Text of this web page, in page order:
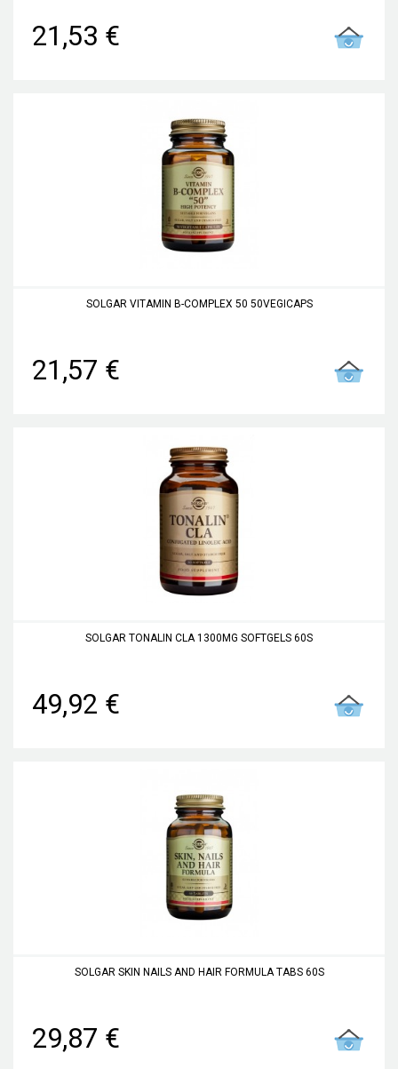
21,53 €
SOLGAR VITAMIN B-COMPLEX 50 50VEGICAPS
21,57 €
SOLGAR TONALIN CLA 1300MG SOFTGELS 60S
49,92 €
SOLGAR SKIN NAILS AND HAIR FORMULA TABS 60S
29,87 €